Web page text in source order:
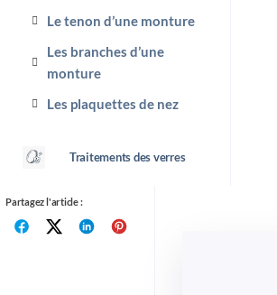
Le tenon d’une monture
Les branches d’une
monture
Les plaquettes de nez
Traitements des verres
Partagez l'article :